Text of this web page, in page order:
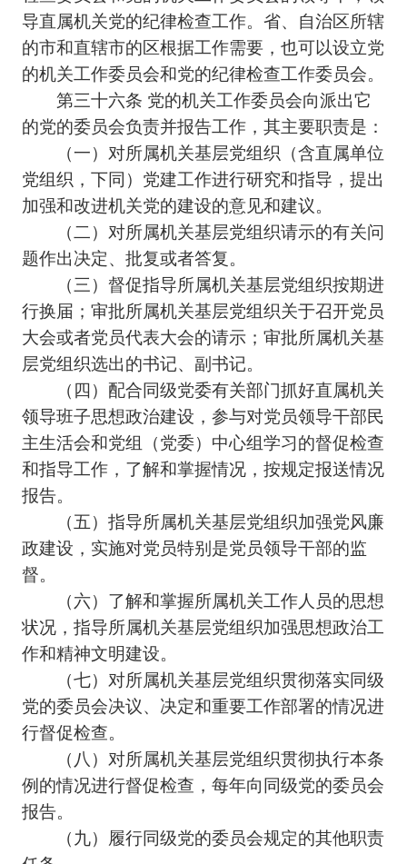
导直属机关党的纪律检查工作。省、自治区所辖
的市和直辖市的区根据工作需要，也可以设立党
的机关工作委员会和党的纪律检查工作委员会。
第三十六条 党的机关工作委员会向派出它
的党的委员会负责并报告工作，其主要职责是：
（一）对所属机关基层党组织（含直属单位
党组织，下同）党建工作进行研究和指导，提出
加强和改进机关党的建设的意见和建议。
（二）对所属机关基层党组织请示的有关问
题作出决定、批复或者答复。
（三）督促指导所属机关基层党组织按期进
行换届；审批所属机关基层党组织关于召开党员
大会或者党员代表大会的请示；审批所属机关基
层党组织选出的书记、副书记。
（四）配合同级党委有关部门抓好直属机关
领导班子思想政治建设，参与对党员领导干部民
主生活会和党组（党委）中心组学习的督促检查
和指导工作，了解和掌握情况，按规定报送情况
报告。
（五）指导所属机关基层党组织加强党风廉
政建设，实施对党员特别是党员领导干部的监
督。
（六）了解和掌握所属机关工作人员的思想
状况，指导所属机关基层党组织加强思想政治工
作和精神文明建设。
（七）对所属机关基层党组织贯彻落实同级
党的委员会决议、决定和重要工作部署的情况进
行督促检查。
（八）对所属机关基层党组织贯彻执行本条
例的情况进行督促检查，每年向同级党的委员会
报告。
（九）履行同级党的委员会规定的其他职责